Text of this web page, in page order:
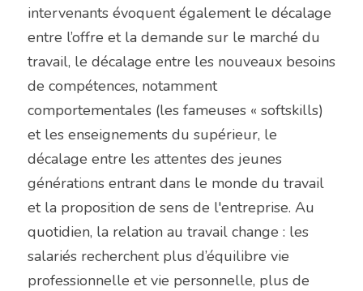
intervenants évoquent également le décalage
entre l’offre et la demande sur le marché du
travail, le décalage entre les nouveaux besoins
de compétences, notamment
comportementales (les fameuses « softskills)
et les enseignements du supérieur, le
décalage entre les attentes des jeunes
générations entrant dans le monde du travail
et la proposition de sens de l'entreprise. Au
quotidien, la relation au travail change : les
salariés recherchent plus d’équilibre vie
professionnelle et vie personnelle, plus de